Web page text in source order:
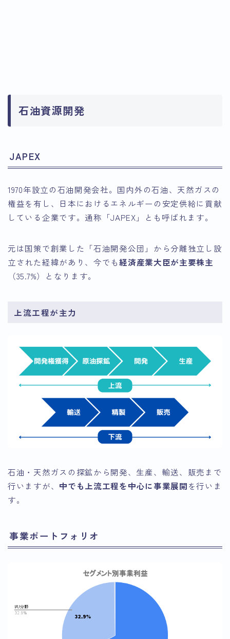
石油資源開発
JAPEX
1970年設立の石油開発会社。国内外の石油、天然ガスの
権益を有し、日本におけるエネルギーの安定供給に貢献
している企業です。通称「JAPEX」とも呼ばれます。
元は国策で創業した「石油開発公団」から分離独立し設
立された経緯があり、今でも経済産業大臣が主要株主
（35.7%）となります。
上流工程が主力
石油・天然ガスの探鉱から開発、生産、輸送、販売まで
行いますが、 中でも上流工程を中心に事業展開を行いま
す。
事業ポートフォリオ